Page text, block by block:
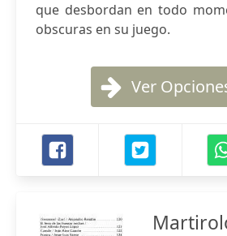
que desbordan en todo
obscuras en su juego.
Ver